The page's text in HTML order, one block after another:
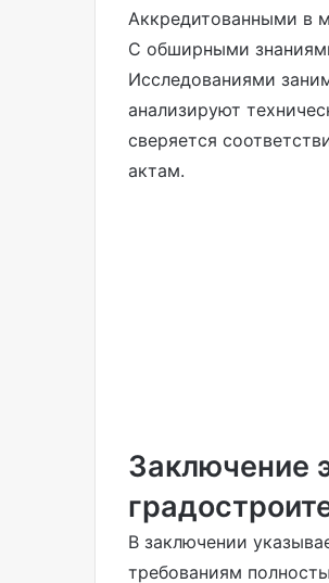
Аккредитованными в
С обширными
Исследованиями
анализируют
сверяется
актам.
Заключение
В заключении
требованиям